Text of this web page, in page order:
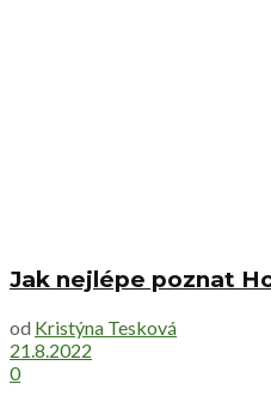
Jak nejlépe poznat
od Kristýna Tesková
21.8.2022
0